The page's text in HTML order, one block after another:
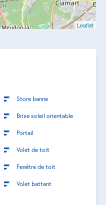
Leaflet
Store banne
Brise soleil orientable
Portail
Volet de toit
Fenêtre de toit
Volet battant